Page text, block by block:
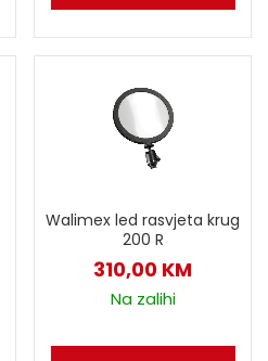
Walimex led rasvjeta krug
200 R
310,00 KM
Na zalihi